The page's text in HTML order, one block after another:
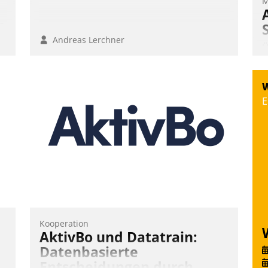
Andreas Lerchner
Kooperation
AktivBo und Datatrain:
Datenbasierte